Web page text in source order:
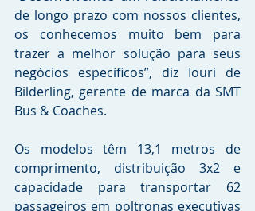
de longo prazo com nossos clientes,
os conhecemos muito bem para
trazer a melhor solução para seus
negócios específicos”, diz Iouri de
Bilderling, gerente de marca da SMT
Bus & Coaches.
Os modelos têm 13,1 metros de
comprimento, distribuição 3x2 e
capacidade para transportar 62
passageiros em poltronas executivas